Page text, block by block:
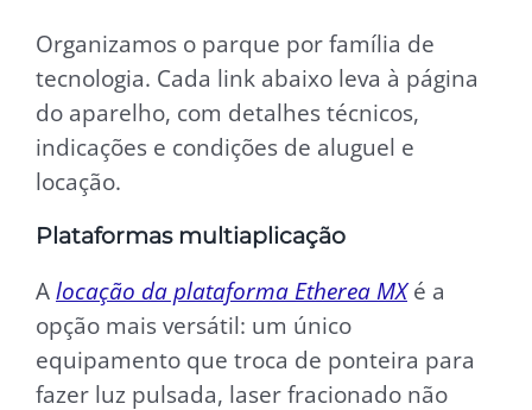
Organizamos o parque por família de
tecnologia. Cada link abaixo leva à página
do aparelho, com detalhes técnicos,
indicações e condições de aluguel e
locação.
Plataformas multiaplicação
A locação da plataforma Etherea MXé a
opção mais versátil: um único
equipamento que troca de ponteira para
fazer luz pulsada, laser fracionado não